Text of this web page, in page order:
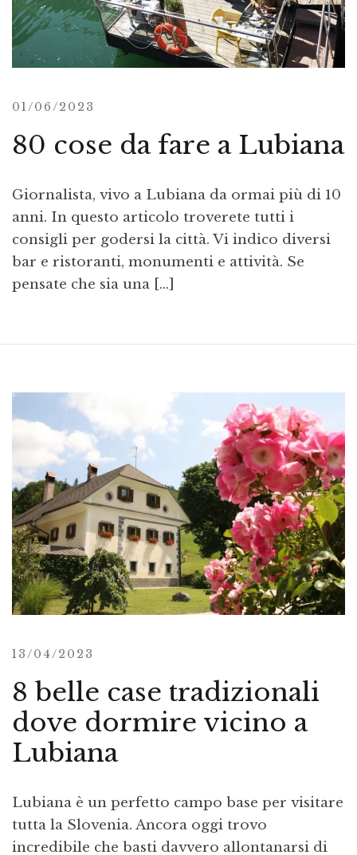
01/06/2023
80 cose da fare a Lubiana
Giornalista, vivo a Lubiana da ormai più di 10
anni. In questo articolo troverete tutti i
consigli per godersi la città. Vi indico diversi
bar e ristoranti, monumenti e attività. Se
pensate che sia una […]
13/04/2023
8 belle case tradizionali
dove dormire vicino a
Lubiana
Lubiana è un perfetto campo base per visitare
tutta la Slovenia. Ancora oggi trovo
incredibile che basti davvero allontanarsi di